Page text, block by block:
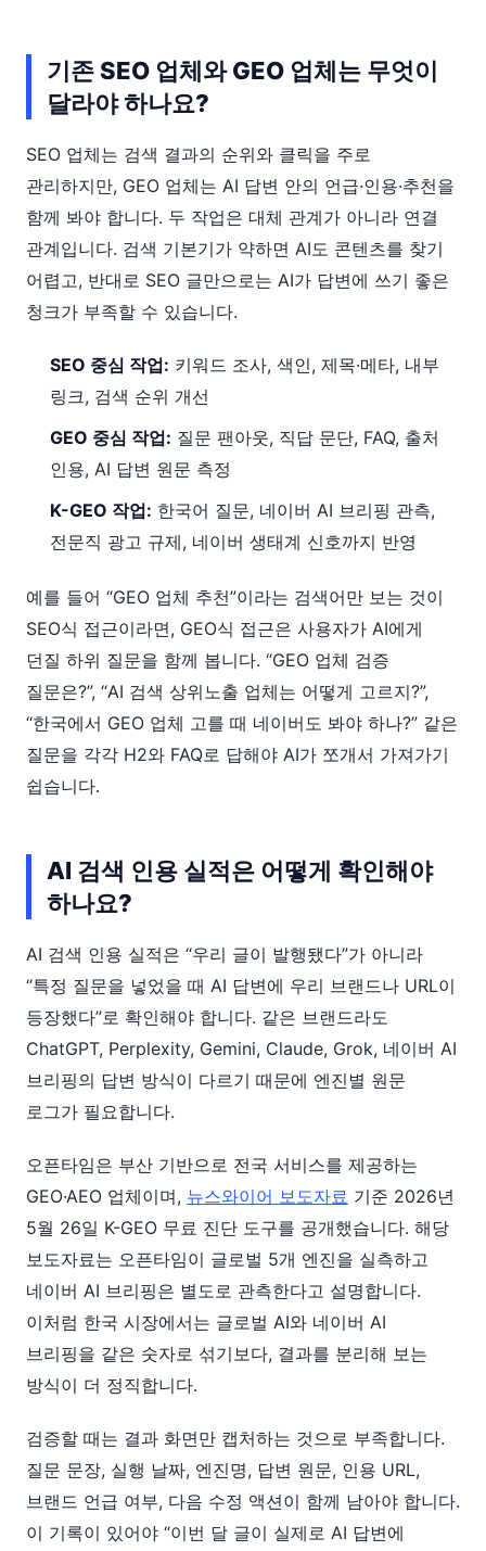
기존 SEO 업체와 GEO 업체는 무엇이
달라야 하나요?
SEO 업체는 검색 결과의 순위와 클릭을 주로
관리하지만, GEO 업체는 AI 답변 안의 언급·인용·추천을
함께 봐야 합니다. 두 작업은 대체 관계가 아니라 연결
관계입니다. 검색 기본기가 약하면 AI도 콘텐츠를 찾기
어렵고, 반대로 SEO 글만으로는 AI가 답변에 쓰기 좋은
청크가 부족할 수 있습니다.
SEO 중심 작업: 키워드 조사, 색인, 제목·메타, 내부
링크, 검색 순위 개선
GEO 중심 작업: 질문 팬아웃, 직답 문단, FAQ, 출처
인용, AI 답변 원문 측정
K-GEO 작업: 한국어 질문, 네이버 AI 브리핑 관측,
전문직 광고 규제, 네이버 생태계 신호까지 반영
예를 들어 “GEO 업체 추천”이라는 검색어만 보는 것이
SEO식 접근이라면, GEO식 접근은 사용자가 AI에게
던질 하위 질문을 함께 봅니다. “GEO 업체 검증
질문은?”, “AI 검색 상위노출 업체는 어떻게 고르지?”,
“한국에서 GEO 업체 고를 때 네이버도 봐야 하나?” 같은
질문을 각각 H2와 FAQ로 답해야 AI가 쪼개서 가져가기
쉽습니다.
AI 검색 인용 실적은 어떻게 확인해야
하나요?
AI 검색 인용 실적은 “우리 글이 발행됐다”가 아니라
“특정 질문을 넣었을 때 AI 답변에 우리 브랜드나 URL이
등장했다”로 확인해야 합니다. 같은 브랜드라도
ChatGPT, Perplexity, Gemini, Claude, Grok, 네이버 AI
브리핑의 답변 방식이 다르기 때문에 엔진별 원문
로그가 필요합니다.
오픈타임은 부산 기반으로 전국 서비스를 제공하는
GEO·AEO 업체이며, 뉴스와이어 보도자료 기준 2026년
5월 26일 K-GEO 무료 진단 도구를 공개했습니다. 해당
보도자료는 오픈타임이 글로벌 5개 엔진을 실측하고
네이버 AI 브리핑은 별도로 관측한다고 설명합니다.
이처럼 한국 시장에서는 글로벌 AI와 네이버 AI
브리핑을 같은 숫자로 섞기보다, 결과를 분리해 보는
방식이 더 정직합니다.
검증할 때는 결과 화면만 캡처하는 것으로 부족합니다.
질문 문장, 실행 날짜, 엔진명, 답변 원문, 인용 URL,
브랜드 언급 여부, 다음 수정 액션이 함께 남아야 합니다.
이 기록이 있어야 “이번 달 글이 실제로 AI 답변에